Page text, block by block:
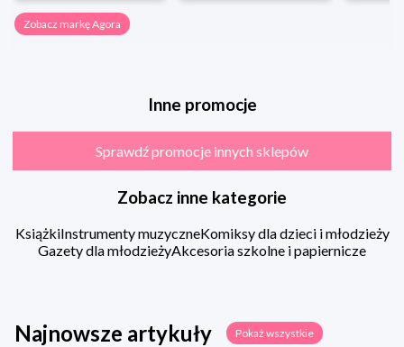
Zobacz markę Agora
Inne promocje
Sprawdź promocje innych sklepów
Zobacz inne kategorie
KsiążkiInstrumenty muzyczneKomiksy dla dzieci i młodzieży
Gazety dla młodzieżyAkcesoria szkolne i papiernicze
Najnowsze artykuły Pokaż wszystkie